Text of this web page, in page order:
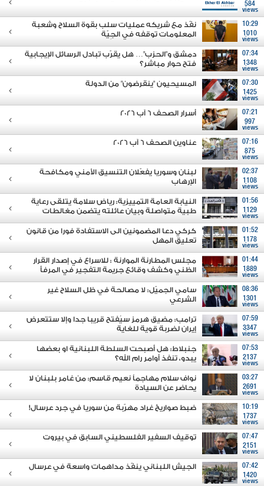
584
views
10:29
1010
views
نفّذ مع شريكه عمليات سلب بقوة السلاح وشعبة
المعلومات توقفه في الجِيّة
07:34
1348
views
دمشق و"الحزب"… هل يقرّب تبادل الرسائل الإيجابية
فتح حوار مباشر؟
07:30
1425
views
المسيحيون "ينقرضون" من الدولة
07:21
997
views
أسرار الصحف 6 آب 2026
07:16
875
views
عناوين الصحف 6 آب 2026
02:37
1108
views
لبنان وسوريا يفعّلان التنسيق الأمني ومكافحة
الإرهاب
01:56
1129
views
النيابة العامة التمييزية: رياض سلامة يتلقى رعاية
طبية متواصلة وبيان عائلته يتضمن مغالطات
01:52
1178
views
كركي دعا المضمونين الى الاستفادة فورا من قانون
تعليق المهل
01:44
1889
views
مجلس المطارنة الموارنة : للاسراع في إصدار القرار
الظني وكشف وقائع جريمة التفجير في المرفأ
08:36
1301
views
سامي الجميّل: لا مصالحة في ظل السلاح غير
الشرعي
07:59
3347
views
ترامب: مضيق هرمز سيُفتح قريبا جدا وإلا ستتعرض
إيران لضربة قوية للغاية
07:53
2137
views
جنبلاط: هل أصبحت السلطة اللبنانية او بعضها
يبدو، تنفذ أوامر رام الله؟
03:27
2691
views
نواف سلام مهاجماً نعيم قاسم: من غامر بلبنان لا
يحاضر عن السيادة
10:19
1737
views
ضبط صواريخ غراد مهرّبة من سوريا في جرد عرسال!
07:47
2151
views
توقيف السفير الفلسطيني السابق في بيروت
07:42
1420
views
الجيش اللبناني ينفّذ مداهمات واسعة في عرسال